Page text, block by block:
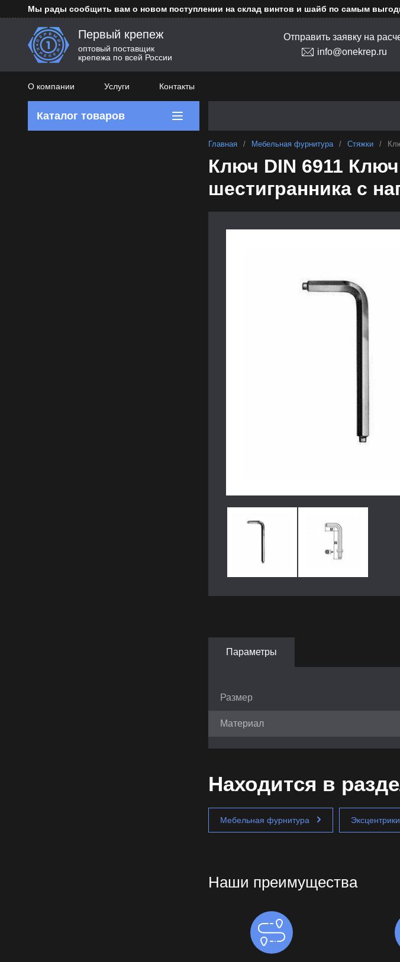
Мы рады сообщить вам о новом поступлении на склад винтов и шайб по самым
Первый крепеж
оптовый поставщик
крепежа по всей России
Отправить заявку на
info@onekrep.ru
О компании Услуги Контакты
Каталог товаров
Главная / Мебельная фурнитура / Стяжки /
Ключ DIN 6911
шестигранника с
Параметры
Размер
Материал
Находится в
Мебельная фурнитура Эксцентрики
Наши преимущества